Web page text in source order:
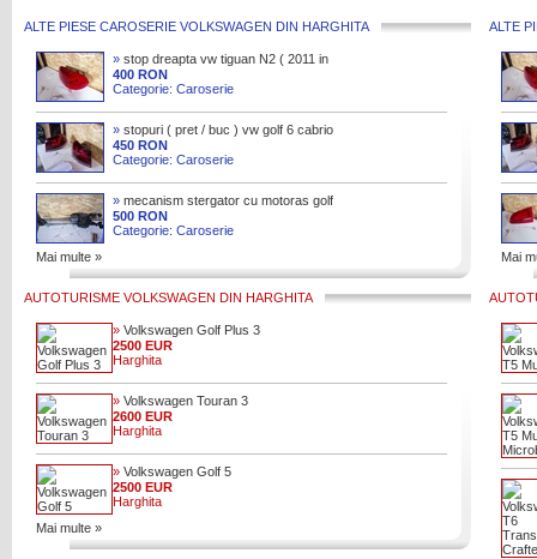
ALTE PIESE CAROSERIE VOLKSWAGEN DIN HARGHITA
» stop dreapta vw tiguan N2 ( 2011 in
sus ) in stare ca noua cu cod
5N0945312D
400 RON
Categorie: Caroserie
» stopuri ( pret / buc ) vw golf 6 cabrio
in stari ca noi 2009-2014
450 RON
Categorie: Caroserie
» mecanism stergator cu motoras golf
7 cu cod 5G1955023C
500 RON
Categorie: Caroserie
Mai multe »
ALTE
Mai
AUTOTURISME VOLKSWAGEN DIN HARGHITA
» Volkswagen Golf Plus 3
2500 EUR
Harghita
» Volkswagen Touran 3
2600 EUR
Harghita
» Volkswagen Golf 5
2500 EUR
Harghita
Mai multe »